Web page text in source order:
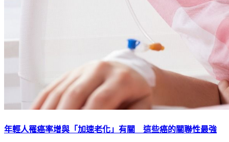
年輕人罹癌率增與「加速老化」有關 這些癌的關聯性最強